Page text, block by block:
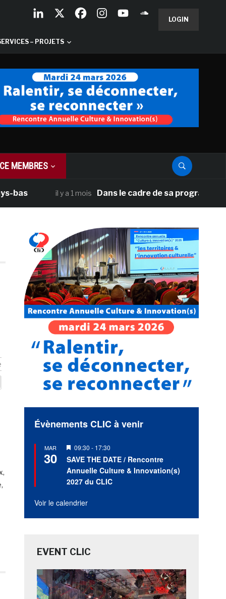
LOGIN
– PROJETS
MEMBRES
il y a 1 mois Dans le cadre de sa programmation
Évènements CLIC à venir
MAR
30
Mis
en
avant
09:30 - 17:30
SAVE THE DATE / Rencontre
Annuelle Culture & Innovation(s)
2027 du CLIC
Voir le calendrier
EVENT CLIC